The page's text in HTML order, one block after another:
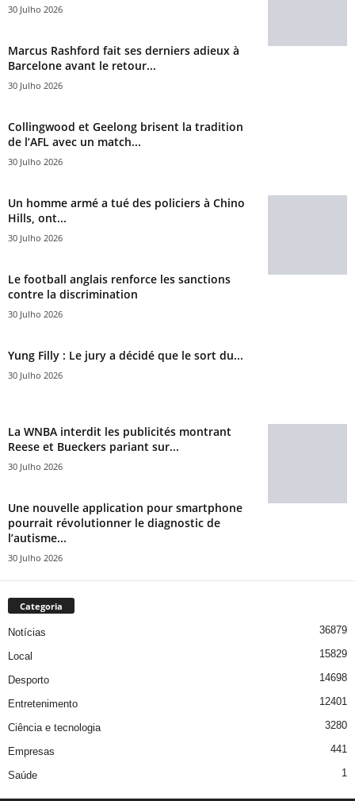
30 Julho 2026
Marcus Rashford fait ses derniers adieux à
Barcelone avant le retour...
30 Julho 2026
Collingwood et Geelong brisent la tradition
de l’AFL avec un match...
30 Julho 2026
Un homme armé a tué des policiers à Chino
Hills, ont...
30 Julho 2026
Le football anglais renforce les sanctions
contre la discrimination
30 Julho 2026
Yung Filly : Le jury a décidé que le sort du...
30 Julho 2026
La WNBA interdit les publicités montrant
Reese et Bueckers pariant sur...
30 Julho 2026
Une nouvelle application pour smartphone
pourrait révolutionner le diagnostic de
l’autisme...
30 Julho 2026
Categoria
Notícias 36879
Local 15829
Desporto 14698
Entretenimento 12401
Ciência e tecnologia 3280
Empresas 441
Saúde 1